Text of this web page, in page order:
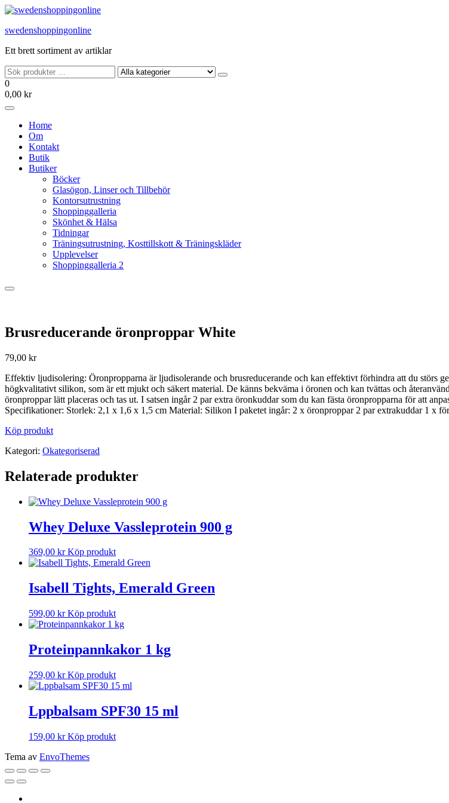
Hoppa
innehållet
swedenshoppingonline
Ett brett sortiment av artiklar
0
0,00 kr
Home
Om
Kontakt
Butik
Butiker
Böcker
Glasögon, Linser och Tillbehör
Kontorsutrustning
Shoppinggalleria
Skönhet & Hälsa
Tidningar
Träningsutrustning, Kosttillskott & Träningskläder
Upplevelser
Shoppinggalleria 2
Brusreducerande öronproppar White
79,00 kr
Effektiv ljudisolering: Öronpropparna är ljudisolerande och brusreducerande och kan effektivt förhindra att du störs
högkvalitativt silikon, som är ett mjukt och säkert material. De känns bekväma i öronen och kan tvättas och
öronproppar lätt placeras och tas ut. I satsen ingår 2 par extra öronkuddar som du kan fästa öronpropparna för att
Specifikationer: Storlek: 2,1 x 1,6 x 1,5 cm Material: Silikon I paketet ingår: 2 x öronproppar 2 par extrakuddar 1 x
Köp produkt
Kategori: Okategoriserad
Relaterade produkter
Whey Deluxe Vassleprotein 900 g
369,00 kr Köp produkt
Isabell Tights, Emerald Green
599,00 kr Köp produkt
Proteinpannkakor 1 kg
259,00 kr Köp produkt
Lppbalsam SPF30 15 ml
159,00 kr Köp produkt
Tema av EnvoThemes